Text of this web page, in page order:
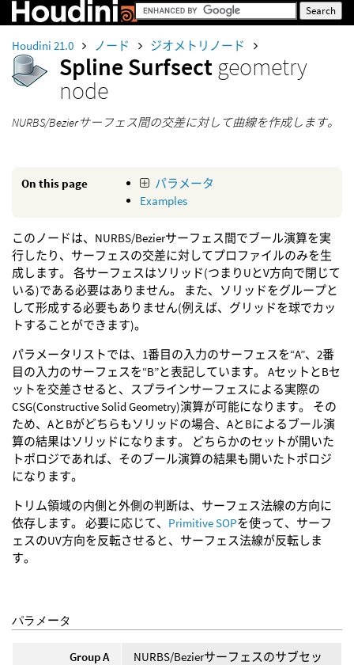
Houdini 21.0 ノード ジオメトリノード
Spline Surfsect geometry
node
NURBS/Bezierサーフェス間の交差に対して曲線を作成します。
On this page
パラメータ
Examples
このノードは、NURBS/Bezierサーフェス間でブール演算を実
行したり、サーフェスの交差に対してプロファイルのみを生
成します。 各サーフェスはソリッド(つまりUとV方向で閉じて
いる)である必要はありません。 また、ソリッドをグループと
して形成する必要もありません(例えば、グリッドを球でカッ
トすることができます)。
パラメータリストでは、1番目の入力のサーフェスを“A”、2番
目の入力のサーフェスを“B”と表記しています。 AセットとBセ
ットを交差させると、スプラインサーフェスによる実際の
CSG(Constructive Solid Geometry)演算が可能になります。 その
ため、AとBがどちらもソリッドの場合、AとBによるブール演
算の結果はソリッドになります。 どちらかのセットが開いた
トポロジであれば、そのブール演算の結果も開いたトポロジ
になります。
トリム領域の内側と外側の判断は、サーフェス法線の方向に
依存します。 必要に応じて、 Primitive SOPを使って、サーフ
ェスのUV方向を反転させると、サーフェス法線が反転しま
す。
パラメータ
Group A
NURBS/Bezierサーフェスのサブセッ